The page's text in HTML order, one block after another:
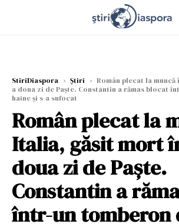
StiriDiaspora › Știri › Român plecat la
a doua zi de Paște. Constantin a rămas blocat
haine și s-a sufocat
Român plecat la
Italia, găsit mort
doua zi de Paște.
Constantin a
într-un tomberon